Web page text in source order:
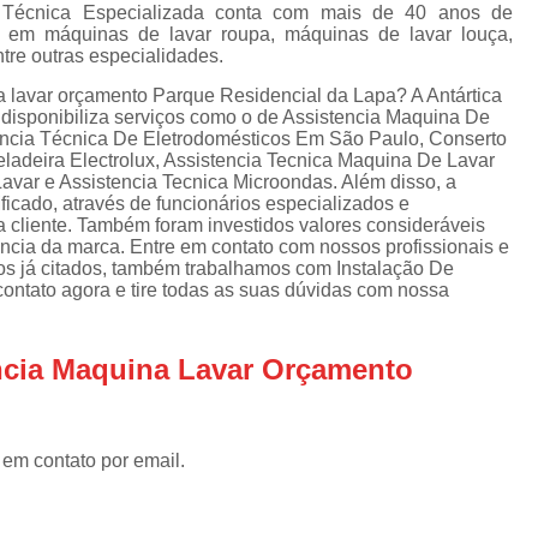
Assistencia Tecnica Refrigerador
Assistencia Tecnica
Assistencia Tecnica Refrigerador Electrolux
Refrigerador Assistencia Tecnica
Assistencia Tecnica Lavadora Secadora
Assistencia Tecnica Maquina Secadora de
Assistencia Tecnica
Assistencia Tecnica Samsung
Assistencia Tecnica Secadora Enxuta
Especializada conta com mais de 40 anos de
máquinas de lavar roupa, máquinas de lavar louça,
outras especialidades.
orçamento Parque Residencial da Lapa? A Antártica
serviços como o de Assistencia Maquina De
Técnica De Eletrodomésticos Em São Paulo, Conserto
Electrolux, Assistencia Tecnica Maquina De Lavar
e Assistencia Tecnica Microondas. Além disso, a
através de funcionários especializados e
Também foram investidos valores consideráveis
da marca. Entre em contato com nossos profissionais e
já citados, também trabalhamos com Instalação De
agora e tire todas as suas dúvidas com nossa
Maquina Lavar Orçamento
contato por email.